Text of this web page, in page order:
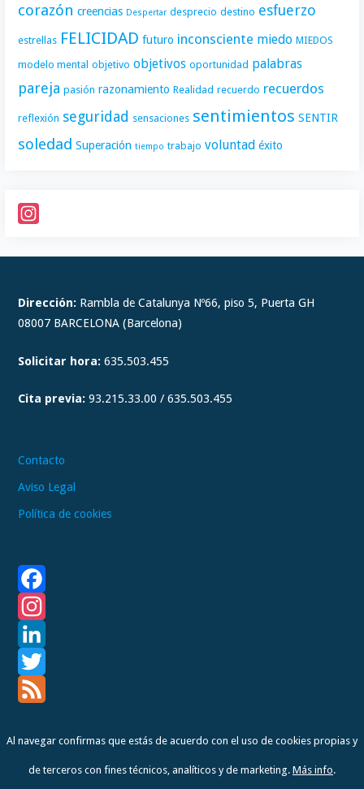
Al navegar confirmas que estás de acuerdo con el uso de cookies propias y
de terceros con fines técnicos, analíticos y de marketing. Más info.
corazón creencias Despertar desprecio destino esfuerzo
estrellas FELICIDAD futuro inconsciente miedo MIEDOS
modelo mental objetivo objetivos oportunidad palabras
pareja pasión razonamiento Realidad recuerdo recuerdos
reflexión seguridad sensaciones sentimientos SENTIR
soledad Superación tiempo trabajo voluntad éxito
n
t
a
r
m
Dirección: Rambla de Catalunya Nº66, piso 5, Puerta GH
08007 BARCELONA (Barcelona)
Solicitar hora: 635.503.455
Cita previa: 93.215.33.00 / 635.503.455
Contacto
Aviso Legal
Política de cookies
F
a
c
e
o
n
s
a
L
k
T
ie